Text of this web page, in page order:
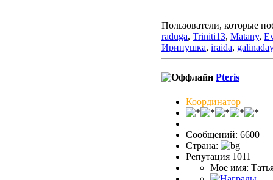
Пользователи, которые
raduga, Triniti13, Matany,
Иринушка, iraida,
Pteris
Координатор
Сообщений: 6600
Страна:
Репутация 1011
Мое имя: